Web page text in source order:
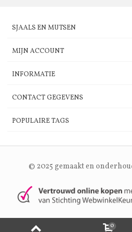
SJAALS EN MUTSEN
MIJN ACCOUNT
INFORMATIE
CONTACT GEGEVENS
POPULAIRE TAGS
© 2025 gemaakt en
0